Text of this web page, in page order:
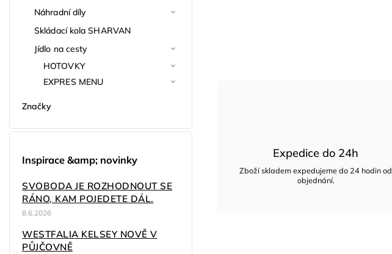
Náhradní díly
Skládací kola SHARVAN
Jídlo na cesty
HOTOVKY
EXPRES MENU
Značky
Inspirace &amp; novinky
SVOBODA JE ROZHODNOUT SE
RÁNO, KAM POJEDETE DÁL.
8.6.2026
WESTFALIA KELSEY NOVĚ V
PŮJČOVNĚ
Expedice do 24h
Zboží skladem expedujeme do 24 hodin od
objednání.